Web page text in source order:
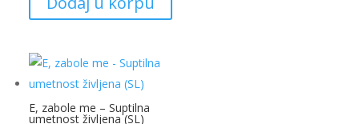
E, zabole me – Suptilna
umetnost življena (SL)